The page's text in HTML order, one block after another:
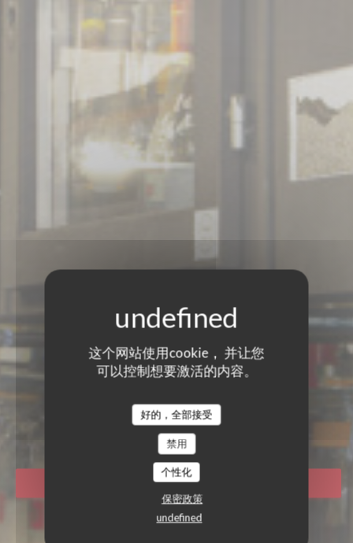
这个网站使用cookie， 并让您
可以控制想要激活的内容。
好的，全部接受
禁用
个性化
保密政策
undefined
LA CUISINE-COMPTOIR
LA CUISINE-COMPTOIR
BISTRONOMIQUE|COLLIOURE
预订餐位